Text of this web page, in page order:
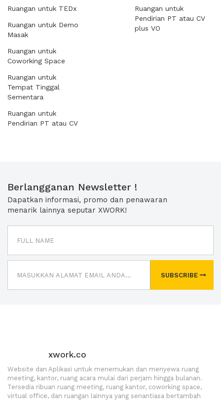
Ruangan untuk TEDx
Ruangan untuk Demo
Masak
Ruangan untuk
Coworking Space
Ruangan untuk
Tempat Tinggal
Sementara
Ruangan untuk
Pendirian PT atau CV
Ruangan untuk
Pendirian PT atau CV
plus VO
Berlangganan Newsletter !
Dapatkan informasi, promo dan penawaran
menarik lainnya seputar XWORK!
SUBSCRIBE
xwork.co
Website dan Aplikasi untuk menemukan dan menyewa ruang
meeting, kantor, ruang acara mulai dari perjam hingga bulanan.
Tersedia ribuan ruang meeting, ruang kantor, coworking space,
virtual office, dan ruangan lainnya yang senantiasa bertambah